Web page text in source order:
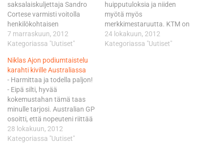
saksalaiskuljettaja Sandro
Cortese varmisti voitolla
henkilökohtaisen
maailmanmestaruuden
vajaat kolme viikkoa sitten
ykköseksi myös
seuraavassa osakilpailussa
Australiassa, jolloin sinetöityi
vuorostaan KTM:n
merkkimestaruus. - Onhan
tämä hieno tilanne ja
voimme valmistautua
huojentuneena pitkän
kauden päätökseen.
7 marraskuun, 2012
Kategoriassa "Uutiset"
huipputuloksia ja niiden
myötä myös
merkkimestaruutta. KTM on
nyt ensimmäistä kertaa tällä
kaudella kärjessä
24 lokakuun, 2012
Kategoriassa "Uutiset"
Niklas Ajon podiumtaistelu
karahti kiville Australiassa
- Harmittaa ja todella paljon!
- Eipä silti, hyvää
kokemustahan tämä taas
minulle tarjosi. Australian GP
osoitti, että nopeuteni riittää
hyvänä päivänä
podiumvauhtiin, kunhan
28 lokakuun, 2012
Kategoriassa "Uutiset"